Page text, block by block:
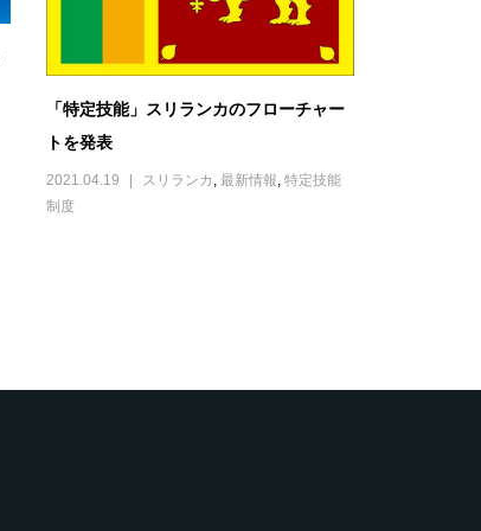
「特定技能」スリランカのフローチャー
トを発表
2021.04.19 スリランカ 最新情報 特定技能
制度